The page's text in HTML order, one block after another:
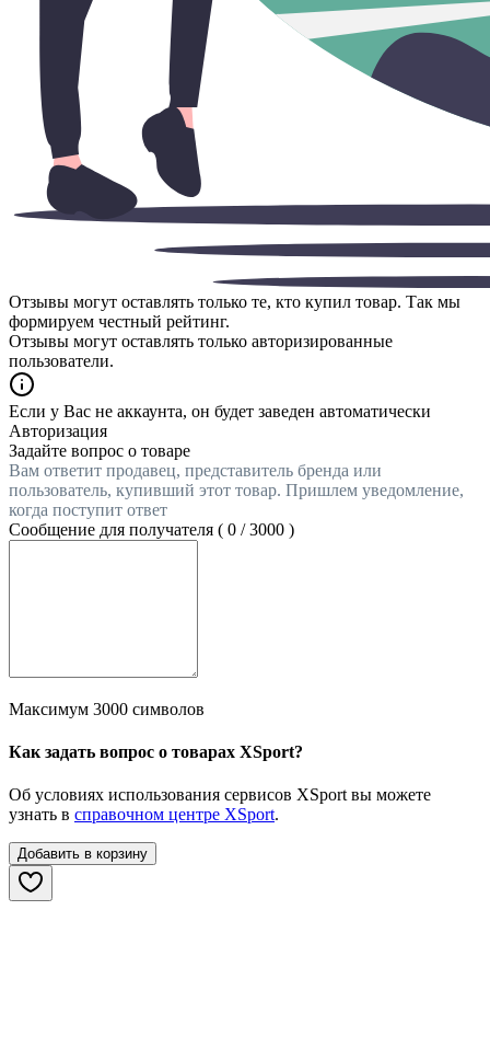
Отзывы могут оставлять только те, кто купил товар. Так мы
формируем честный рейтинг.
Отзывы могут оставлять только авторизированные
пользователи.
Если у Вас не аккаунта, он будет заведен автоматически
Авторизация
Задайте вопрос о товаре
Вам ответит продавец, представитель бренда или
пользователь, купивший этот товар. Пришлем уведомление,
когда поступит ответ
Сообщение для получателя ( 0 /3000 )
Максимум 3000 символов
Как задать вопрос о товарах XSport?
Об условиях использования сервисов XSport вы можете
узнать в справочном центре XSport.
Добавить в корзину